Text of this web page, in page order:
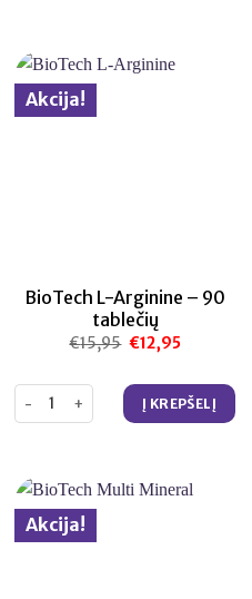
B6 – 200 tablečių
Akcija!
BioTech L-Arginine – 90
tablečių
€15,95 Original
price
€15,95.
€12,95
€12,95.
produkto kiekis: BioTech L-
Į KREPŠELĮ
Akcija!